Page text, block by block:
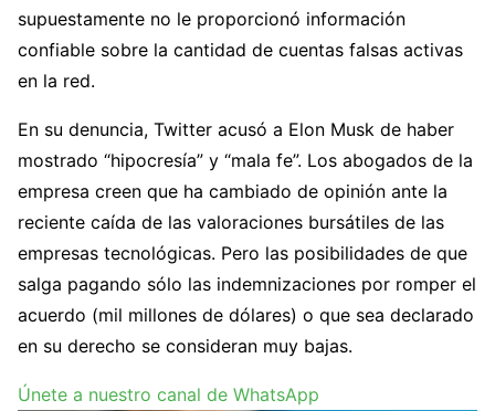
supuestamente no le proporcionó información
confiable sobre la cantidad de cuentas falsas activas
en la red.
En su denuncia, Twitter acusó a Elon Musk de haber
mostrado “hipocresía” y “mala fe”. Los abogados de la
empresa creen que ha cambiado de opinión ante la
reciente caída de las valoraciones bursátiles de las
empresas tecnológicas. Pero las posibilidades de que
salga pagando sólo las indemnizaciones por romper el
acuerdo (mil millones de dólares) o que sea declarado
en su derecho se consideran muy bajas.
Únete a nuestro canal de WhatsApp